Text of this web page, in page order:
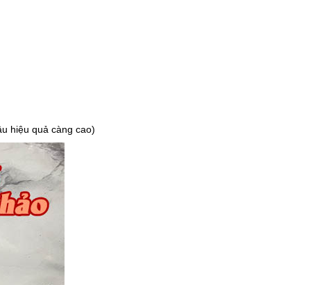
hiệu quả càng cao)